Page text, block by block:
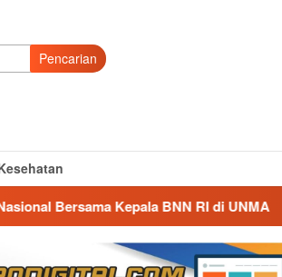
Pencarian
BNN RI di UNMA Nostalgia